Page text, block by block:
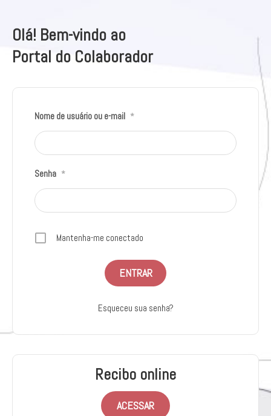
Olá! Bem-vindo ao
Portal do Colaborador
Nome de usuário ou e-mail *
Senha *
Mantenha-me conectado
Esqueceu sua senha?
Recibo online
ACESSAR